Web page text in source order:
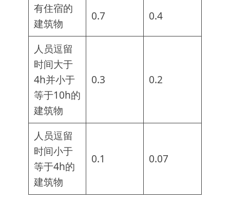
有住宿的
建筑物
0.7 0.4
人员逗留
时间大于
4h并小于
等于10h的
建筑物
0.3 0.2
人员逗留
时间小于
等于4h的
建筑物
0.1 0.07